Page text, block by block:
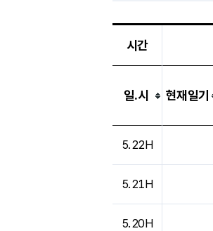
시간
일.시 현재일기
5.22H
5.21H
5.20H